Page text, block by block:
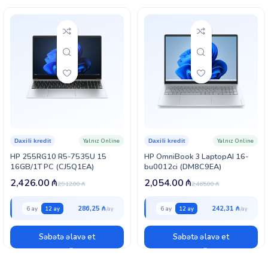
HP 255RG10 R5-7535U 15
16GB/1T PC (CJ5Q1EA)
Daxili kredit Yalnız Online
2,912.00₼
2,426.00₼
6 ay 12 ay 286,25 ₼
Səbətə əlavə et
HP OmniBook 3 LaptopAI 16-
bu0012ci (DM8C9EA)
Daxili kredit Yalnız Online
2,465.00₼
2,054.00₼
6 ay 12 ay 242,31 ₼
Səbətə əlavə et